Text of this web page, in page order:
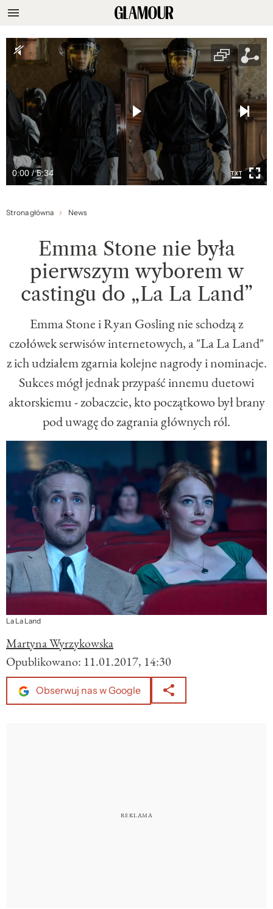
0:00 / 5:34
Strona główna News
Emma Stone nie była
pierwszym wyborem w
castingu do „La La Land”
Emma Stone i Ryan Gosling nie schodzą z
czołówek serwisów internetowych, a "La La Land"
z ich udziałem zgarnia kolejne nagrody i nominacje.
Sukces mógł jednak przypaść innemu duetowi
aktorskiemu - zobaczcie, kto początkowo był brany
pod uwagę do zagrania głównych ról.
La La Land
Martyna Wyrzykowska
Opublikowano: 11.01.2017, 14:30
Obserwuj nas w Google